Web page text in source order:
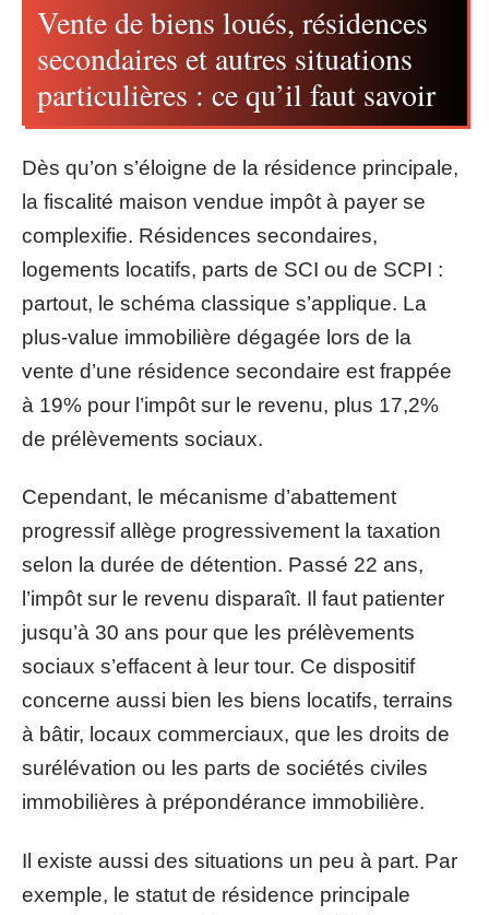
Vente de biens loués, résidences
secondaires et autres situations
particulières : ce qu’il faut savoir
Dès qu’on s’éloigne de la résidence principale,
la fiscalité maison vendue impôt à payer se
complexifie. Résidences secondaires,
logements locatifs, parts de SCI ou de SCPI :
partout, le schéma classique s’applique. La
plus-value immobilière dégagée lors de la
vente d’une résidence secondaire est frappée
à 19% pour l’impôt sur le revenu, plus 17,2%
de prélèvements sociaux.
Cependant, le mécanisme d’abattement
progressif allège progressivement la taxation
selon la durée de détention. Passé 22 ans,
l’impôt sur le revenu disparaît. Il faut patienter
jusqu’à 30 ans pour que les prélèvements
sociaux s’effacent à leur tour. Ce dispositif
concerne aussi bien les biens locatifs, terrains
à bâtir, locaux commerciaux, que les droits de
surélévation ou les parts de sociétés civiles
immobilières à prépondérance immobilière.
Il existe aussi des situations un peu à part. Par
exemple, le statut de résidence principale